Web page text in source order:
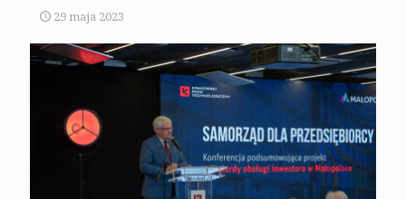
29 maja 2023